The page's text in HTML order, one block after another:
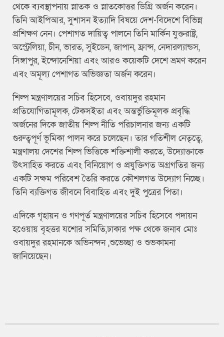
থেকে ব্যবস্থাপনায় স্নাতক ও স্নাতকোত্তর ডিগ্রি অর্জন করেন।
তিনি আইপিআর, সুশাসন ইত্যাদি বিষয়ে দেশ-বিদেশে বিভিন্ন
প্রশিক্ষণ নেন। পেশাগত দায়িত্ব পালনে তিনি মার্কিন যুক্তরাষ্ট্র,
অস্ট্রেলিয়া, চীন, ভারত, সুইডেন, জাপান, ফ্রান্স, নেদারল্যান্ডস,
সিঙ্গাপুর, ইন্দোনেশিয়া এবং আরও কয়েকটি দেশে ভ্রমণ করেন
এবং অমূল্য পেশাগত অভিজ্ঞতা অর্জন করেন।
শিল্প মন্ত্রণালয়ের সচিব হিসেবে, ওবায়দুর রহমান
প্রতিযোগিতামূলক, টেকসইতা এবং অন্তর্ভুক্তিমূলক প্রবৃদ্ধি
অর্জনের দিকে জাতীয় শিল্প নীতি পরিচালনার জন্য একটি
গুরুত্বপূর্ণ ভূমিকা পালন করে চলেছেন। তার গতিশীল নেতৃত্বে,
মন্ত্রণালয় দেশের শিল্প ভিত্তিকে শক্তিশালী করতে, উদ্যোক্তাকে
উৎসাহিত করতে এবং বিনিয়োগ ও প্রযুক্তিগত অগ্রগতির জন্য
একটি সক্ষম পরিবেশ তৈরি করতে কৌশলগত উদ্যোগ নিচ্ছে।
তিনি ব্যক্তিগত জীবনে বিবাহিত এবং দুই পুত্রের পিতা।
এদিকে গৃহায়ন ও গণপূর্ত মন্ত্রণালয়ের সচিব হিসেবে পদায়ন
হওেয়ায় বৃহত্তর যশোর সমিতি,ঢাকার পক্ষ থেকে জনাব মোঃ
ওবায়দুর রহমানকে অভিনন্দন ,শুভেচ্ছা ও শুভকামনা
জানিয়েছেন।